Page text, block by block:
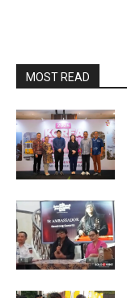
MOST READ